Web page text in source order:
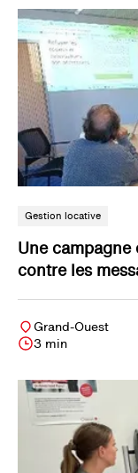
Gestion locative
Une
contre les
Grand-Ouest
3 min